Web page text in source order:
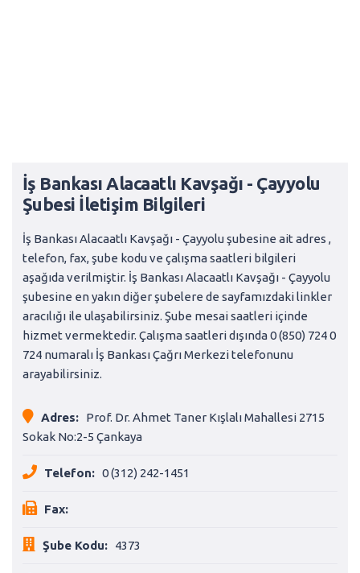
İş Bankası Alacaatlı Kavşağı - Çayyolu
Şubesi İletişim Bilgileri
İş Bankası Alacaatlı Kavşağı - Çayyolu şubesine ait adres ,
telefon, fax, şube kodu ve çalışma saatleri bilgileri
aşağıda verilmiştir. İş Bankası Alacaatlı Kavşağı - Çayyolu
şubesine en yakın diğer şubelere de sayfamızdaki linkler
aracılığı ile ulaşabilirsiniz. Şube mesai saatleri içinde
hizmet vermektedir. Çalışma saatleri dışında 0 (850) 724 0
724 numaralı İş Bankası Çağrı Merkezi telefonunu
arayabilirsiniz.
Adres:
Prof. Dr. Ahmet Taner Kışlalı Mahallesi 2715
Sokak No:2-5 Çankaya
Telefon: 0 (312) 242-1451
Fax:
Şube Kodu: 4373